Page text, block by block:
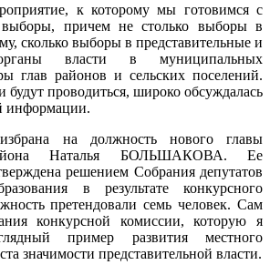
к которому мы готовимся с
причем не столько выборы в
сколько выборы в представительные и
власти в муниципальных
глав районов и сельских поселений.
проводиться, широко обсуждалась
информации.
на должность нового главы
Наталья БОЛЬШАКОВА. Ее
решением Собрания депутатов
в результате конкурсного
претендовали семь человек. Сам
конкурсной комиссии, которую я
пример развития местного
значимости представительной власти.